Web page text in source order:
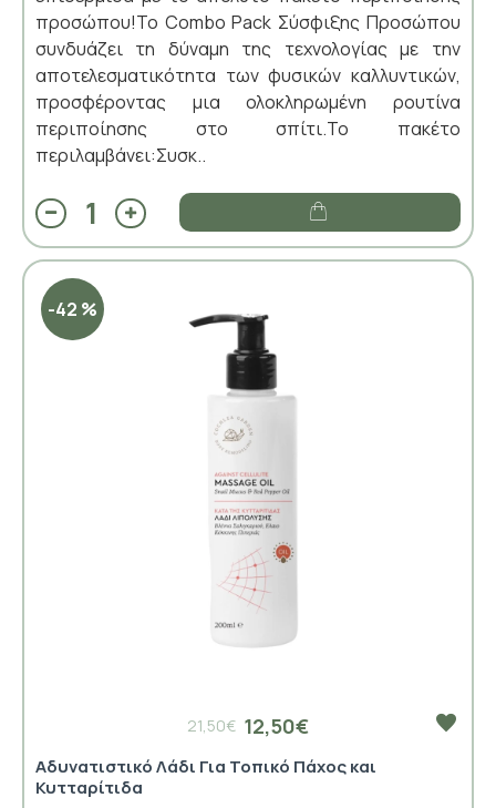
προσώπου!Το Combo Pack Σύσφιξης Προσώπου
συνδυάζει τη δύναμη της τεχνολογίας με την
αποτελεσματικότητα των φυσικών καλλυντικών,
προσφέροντας μια ολοκληρωμένη ρουτίνα
περιποίησης στο σπίτι.Το πακέτο
περιλαμβάνει:Συσκ..
-42 %
12,50€
21,50€
Αδυνατιστικό Λάδι Για Τοπικό Πάχος και
Κυτταρίτιδα